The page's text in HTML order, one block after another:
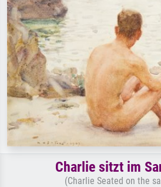
oder Stilen – z.B. Monet,
Sternennacht, Impressionismus, Welle
Hokusai, Akt.
Charlie sitzt im
(Charlie Seated on the